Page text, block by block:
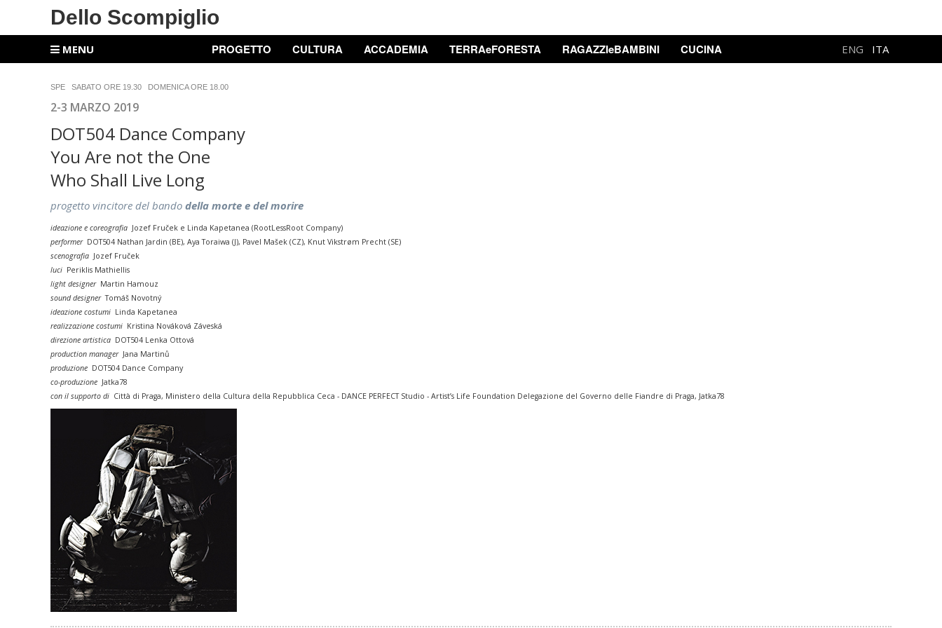
Dello Scompiglio
MENU PROGETTO CULTURA ACCADEMIA TERRAeFORESTA RAGAZZIeBAMBINI CUCINA ENG ITA
SPE SABATO ORE 19.30 DOMENICA ORE 18.00
2-3 MARZO 2019
DOT504 Dance Company
You Are not the One
Who Shall Live Long
progetto vincitore del bando della morte e del morire
ideazione e coreografia Jozef Fruček e Linda Kapetanea (RootLessRoot Company)
performer DOT504 Nathan Jardin (BE), Aya Toraiwa (J), Pavel Mašek (CZ), Knut Vikstrøm Precht (SE)
scenografia Jozef Fruček
luci Periklis Mathiellis
light designerMartin Hamouz
sound designer Tomáš Novotný
ideazione costumi Linda Kapetanea
realizzazione costumi Kristina Nováková Záveská
direzione artistica DOT504 Lenka Ottová
production manager Jana Martinů
produzione DOT504 Dance Company
co-produzione Jatka78
con il supporto di Città di Praga, Ministero della Cultura della Repubblica Ceca - DANCE PERFECT Studio - Artist’s Life Foundation Delegazione del Governo delle Fiandre di Praga, Jatka78